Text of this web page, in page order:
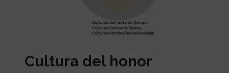
Cultura del honor